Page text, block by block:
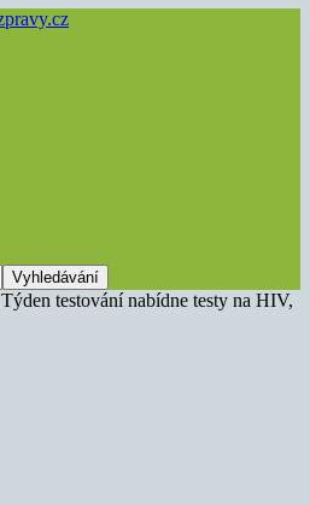
Týden testování nabídne testy na HIV,